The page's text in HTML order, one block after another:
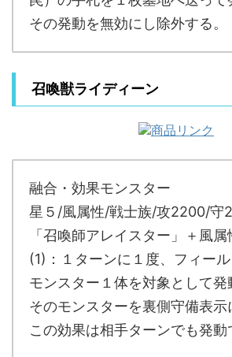
その発動を無効にし除外する。
召喚獣ライディーン
融合・効果モンスター
星５/風属性/戦士族/攻2200/守
「召喚師アレイスター」＋風
(1)：１ターンに１度、フィー
モンスター１体を対象として発
そのモンスターを裏側守備表示
この効果は相手ターンでも発動